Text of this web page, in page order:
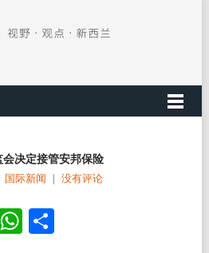
决定接管安邦保险
国际新闻 | 没有评论
WhatsApp
分